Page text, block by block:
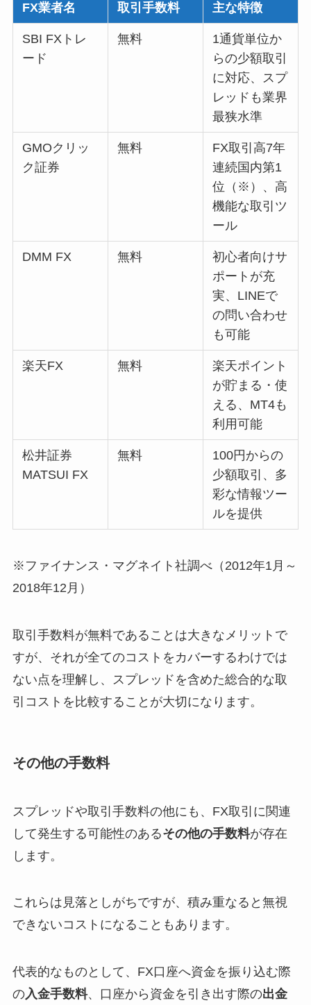
FX業者名 取引手数料 主な特徴
SBI FXトレ
ード
無料
1通貨単位か
らの少額取引
に対応、スプ
レッドも業界
最狭水準
GMOクリッ
ク証券
無料
FX取引高7年
連続国内第1
位（※）、高
機能な取引ツ
ール
DMM FX 無料
初心者向けサ
ポートが充
実、LINEで
の問い合わせ
も可能
楽天FX 無料
楽天ポイント
が貯まる・使
える、MT4も
利用可能
松井証券
MATSUI FX
無料
100円からの
少額取引、多
彩な情報ツー
ルを提供
※ファイナンス・マグネイト社調べ（2012年1月～
2018年12月）
取引手数料が無料であることは大きなメリットで
すが、それが全てのコストをカバーするわけでは
ない点を理解し、スプレッドを含めた総合的な取
引コストを比較することが大切になります。
その他の手数料
スプレッドや取引手数料の他にも、FX取引に関連
して発生する可能性のあるその他の手数料が存在
します。
これらは見落としがちですが、積み重なると無視
できないコストになることもあります。
代表的なものとして、FX口座へ資金を振り込む際
の入金手数料、口座から資金を引き出す際の出金